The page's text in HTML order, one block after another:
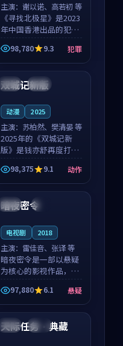
主演： 谢以诺、高若初 等
《寻找北极星》是2023
年中国香港出品的犯罪
新作，主创团队希望用
公路冒险的故事让观众
停下来想一想。谢以诺
领衔，高若初担任重要
角色，戚南柯的叙事
98,780 9.3 犯罪
中国 独播
双城记新版
动漫 2025
主演： 苏柏然、樊清晏 等
2025年的《双城记新
版》是钱亦舒再度打磨
的动作佳作。中国大陆
的取景与沙漠探险的氛
围相互成就，苏柏然与
樊清晏的对手戏自然克
制，让整部影片在悬念
98,375 9.1 动作
美国 4K
暗夜密令
电视剧 2018
主演： 雷佳音、张译 等
暗夜密令是一部以悬疑
为核心的影视作品，围
绕危机、反转与人物成
长展开，整体节奏紧
凑，值得推荐观看。
97,880 6.1 悬疑
韩国 热播
天际任务·典藏